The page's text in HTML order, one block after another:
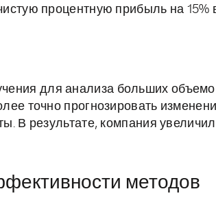
процентную прибыль на 15%
для анализа больших
точно прогнозировать
В результате, компания
методов